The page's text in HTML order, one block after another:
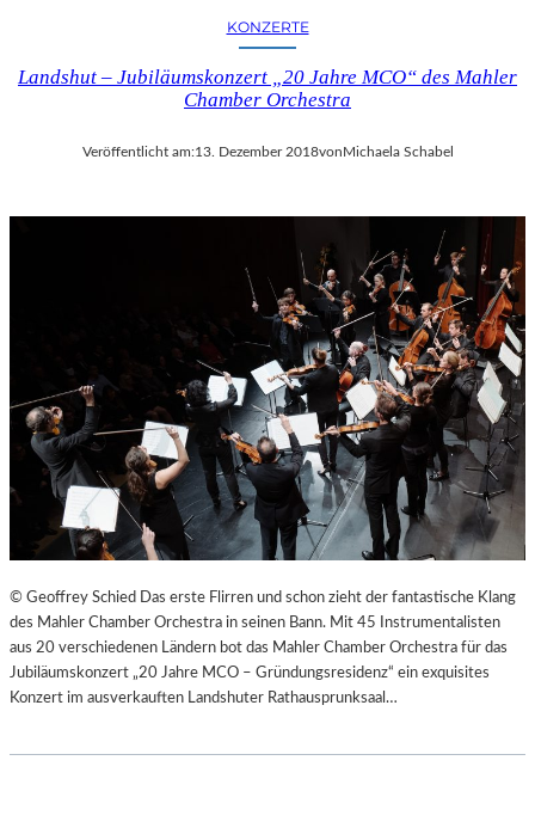
KONZERTE
Landshut – Jubiläumskonzert „20 Jahre MCO“ des Mahler
Chamber Orchestra
Veröffentlicht am:13. Dezember 2018von Michaela Schabel
© Geoffrey Schied Das erste Flirren und schon zieht der fantastische Klang
des Mahler Chamber Orchestra in seinen Bann. Mit 45 Instrumentalisten
aus 20 verschiedenen Ländern bot das Mahler Chamber Orchestra für das
Jubiläumskonzert „20 Jahre MCO – Gründungsresidenz“ ein exquisites
Konzert im ausverkauften Landshuter Rathausprunksaal…